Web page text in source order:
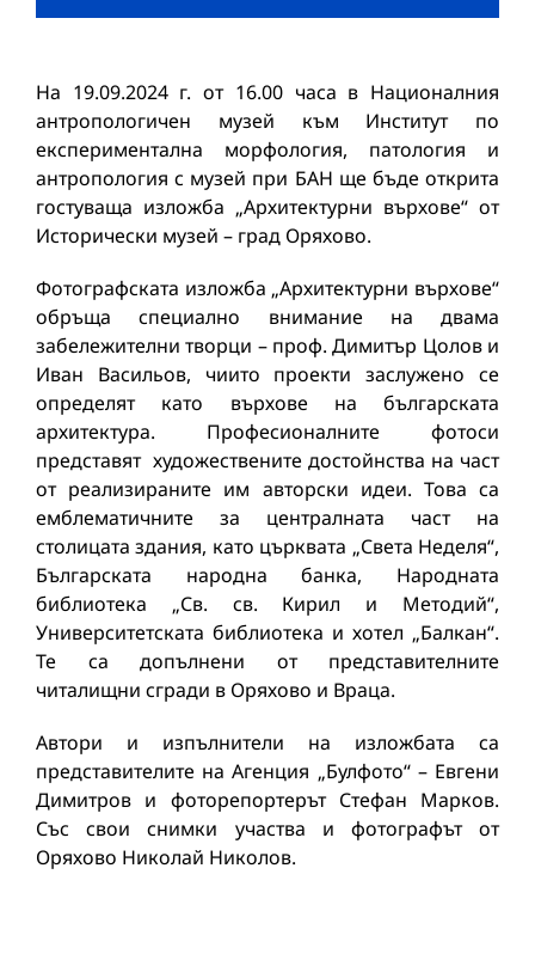
На 19.09.2024 г. от 16.00 часа в Националния
антропологичен музей към Институт по
експериментална морфология, патология и
антропология с музей при БАН ще бъде открита
гостуваща изложба „Архитектурни върхове“ от
Исторически музей – град Оряхово.
Фотографската изложба „Архитектурни върхове“
обръща специално внимание на двама
забележителни творци – проф. Димитър Цолов и
Иван Васильов, чиито проекти заслужено се
определят като върхове на българската
архитектура. Професионалните фотоси
представят художествените достойнства на част
от реализираните им авторски идеи. Това са
емблематичните за централната част на
столицата здания, като църквата „Света Неделя“,
Българската народна банка, Народната
библиотека „Св. св. Кирил и Методий“,
Университетската библиотека и хотел „Балкан“.
Те са допълнени от представителните
читалищни сгради в Оряхово и Враца.
Автори и изпълнители на изложбата са
представителите на Агенция „Булфото“ – Евгени
Димитров и фоторепортерът Стефан Марков.
Със свои снимки участва и фотографът от
Оряхово Николай Николов.